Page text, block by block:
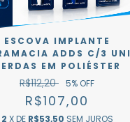
ESCOVA IMPLANTE
ADDS C/3
EM POLIÉSTER
R$112,20 5% OFF
R$107,00
2 X DE R$53,50 SEM JUROS